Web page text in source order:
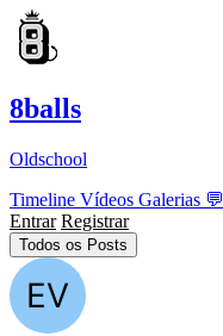
8balls
Oldschool
Timeline Vídeos Galerias 💬
Entrar Registrar
Todos os Posts